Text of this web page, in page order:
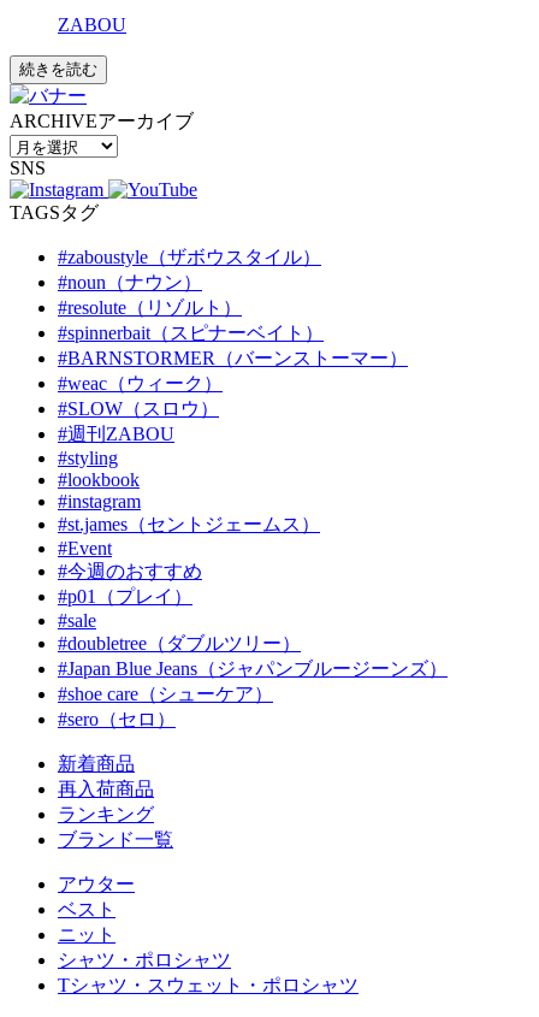
ZABOU
続きを読む
ARCHIVEアーカイブ
SNS
TAGSタグ
#zaboustyle（ザボウスタイル）
#noun（ナウン）
#resolute（リゾルト）
#spinnerbait（スピナーベイト）
#BARNSTORMER（バーンストーマー）
#weac（ウィーク）
#SLOW（スロウ）
#週刊ZABOU
#styling
#lookbook
#instagram
#st.james（セントジェームス）
#Event
#今週のおすすめ
#p01（プレイ）
#sale
#doubletree（ダブルツリー）
#Japan Blue Jeans（ジャパンブルージーンズ）
#shoe care（シューケア）
#sero（セロ）
新着商品
再入荷商品
ランキング
ブランド一覧
アウター
ベスト
ニット
シャツ・ポロシャツ
Tシャツ・スウェット・ポロシャツ